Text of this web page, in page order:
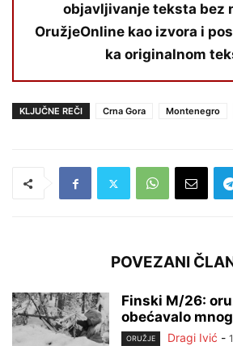
objavljivanje teksta bez
OružjeOnline kao izvora i
ka originalnom
KLJUČNE REČI Crna Gora Montenegro
POVEZANI
Finski M/26:
obećavalo
ORUŽJE Dragi Ivić -